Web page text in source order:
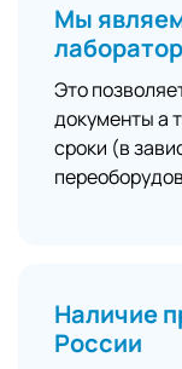
Мы
Это
документы а
сроки (в
Наличие
России